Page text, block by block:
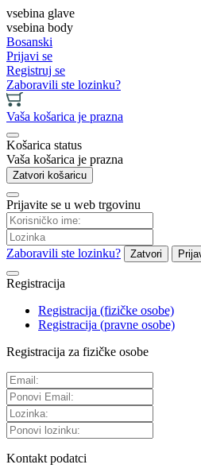
vsebina glave
vsebina body
Bosanski
Prijavi se
Registruj se
Zaboravili ste lozinku?
Vaša košarica je prazna
Košarica status
Vaša košarica je prazna
Zatvori košaricu
Prijavite se u web trgovinu
Zaboravili ste lozinku? Zatvori
Registracija
Registracija (fizičke osobe)
Registracija (pravne osobe)
Registracija za fizičke osobe
Kontakt podatci